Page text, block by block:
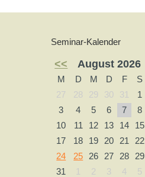
Seminar-Kalender
<< August 2026
M D M D F S
27
28 29 30 31 1
3
4 5 6 7 8
10
11 12 13 14 15
17
18 19 20 21 22
24
25 26 27 28 29
31
1 2 3 4 5